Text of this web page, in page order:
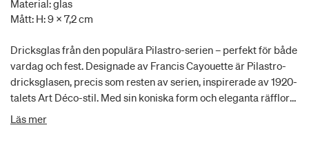
Material: glas
Mått: H: 9 x 7,2 cm
Dricksglas från den populära Pilastro-serien – perfekt för både
vardag och fest. Designade av Francis Cayouette är Pilastro-
dricksglasen, precis som resten av serien, inspirerade av 1920-
talets Art Déco-stil. Med sin koniska form och eleganta räfflor
kombinerar glasen enkelhet med förfining. De passar perfekt
Läs mer